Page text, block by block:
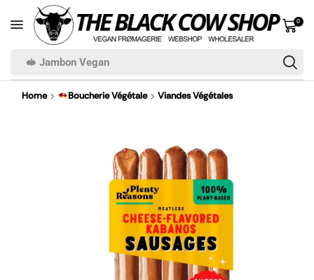
🥪 Jambon Vegan
0
Home Boucherie Végétale Viandes Végétales